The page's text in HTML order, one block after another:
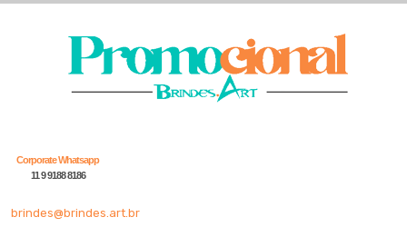
Corporate Whatsapp
11 9 9188 8186
brindes@brindes.art.br